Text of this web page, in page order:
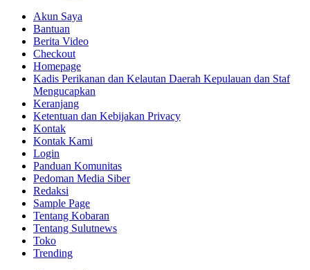
Akun Saya
Bantuan
Berita Video
Checkout
Homepage
Kadis Perikanan dan Kelautan Daerah Kepulauan dan Staf
Mengucapkan
Keranjang
Ketentuan dan Kebijakan Privacy
Kontak
Kontak Kami
Login
Panduan Komunitas
Pedoman Media Siber
Redaksi
Sample Page
Tentang Kobaran
Tentang Sulutnews
Toko
Trending